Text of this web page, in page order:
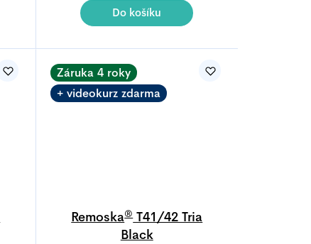
4,8
z
Do košíku
Záruka 4 roky
+ videokurz zdarma
Remoska®T41/42 Tria
Black